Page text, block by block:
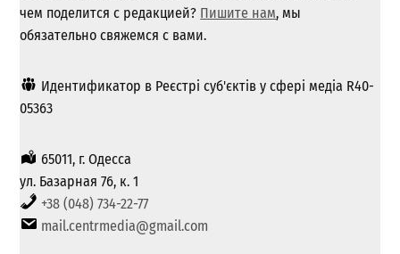
чем поделится с редакцией? Пишите нам, мы
обязательно свяжемся с вами.
Идентификатор в Реєстрі суб'єктів у сфері медіа R40-
05363
65011, г. Одесса
ул. Базарная 76, к. 1
+38 (048) 734-22-77
mail.centrmedia@gmail.com